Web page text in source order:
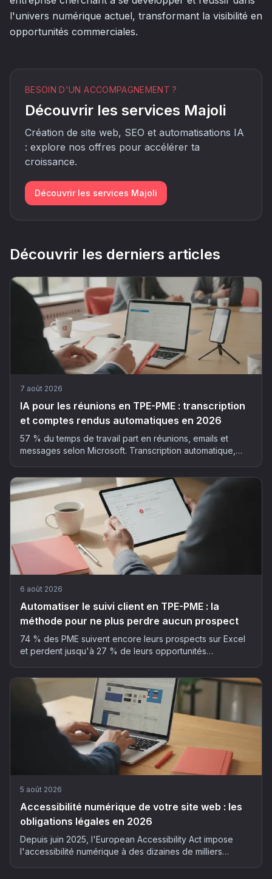
l'univers numérique actuel, transformant la visibilité en
opportunités commerciales.
BESOIN D'UN ACCOMPAGNEMENT ?
Découvrir les services Majoli
Création de site web, SEO et automatisations IA
: explore nos offres pour accélérer ta
croissance.
Découvrir les services Majoli
Découvrir les derniers articles
7 août 2026
IA pour les réunions en TPE-PME : transcription
et comptes rendus automatiques en 2026
57 % du temps de travail part en réunions, emails et
messages selon Microsoft. Transcription automatique,
outils pour déployer l'IA dans vos réunions, sans faux pas
RGPD.
6 août 2026
Automatiser le suivi client en TPE-PME : la
méthode pour ne plus perdre aucun prospect
74 % des PME suivent encore leurs prospects sur Excel
et perdent jusqu'à 27 % de leurs opportunités
son suivi client sans y passer ses soirées.
5 août 2026
Accessibilité numérique de votre site web : les
obligations légales en 2026
Depuis juin 2025, l'European Accessibility Act impose
l'accessibilité numérique à des dizaines de milliers